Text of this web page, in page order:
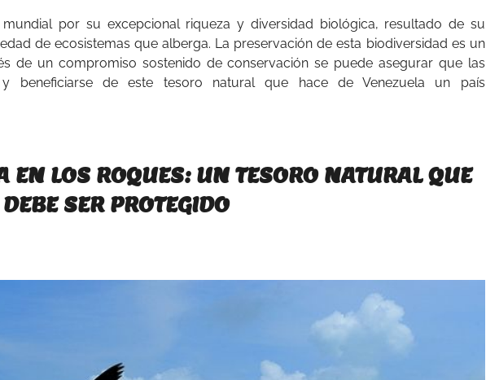
por su excepcional riqueza y diversidad biológica, resultado de su
de ecosistemas que alberga. La preservación de esta biodiversidad es un
de un compromiso sostenido de conservación se puede asegurar que las
beneficiarse de este tesoro natural que hace de Venezuela un país
EN LOS ROQUES: UN TESORO NATURAL QUE
DEBE SER PROTEGIDO